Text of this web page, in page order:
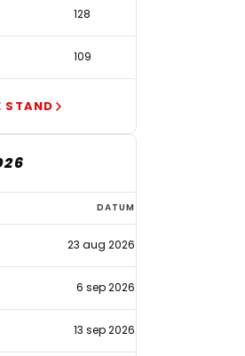
128
109
STAND
DATUM
23 aug 2026
6 sep 2026
13 sep 2026